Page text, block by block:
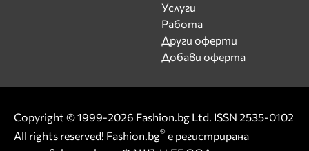
Услуги
Работа
Други оферти
Добави оферта
Copyright © 1999-2026 Fashion.bg Ltd. ISSN 2535-0102
All rights reserved! Fashion.bg® е регистрирана